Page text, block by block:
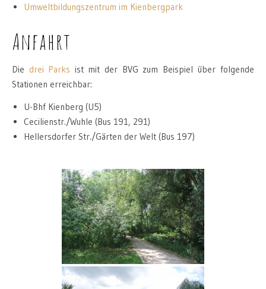
Umweltbildungszentrum im Kienbergpark
Anfahrt
Die drei Parks ist mit der BVG zum Beispiel über folgende
Stationen erreichbar:
U-Bhf Kienberg (U5)
Cecilienstr./Wuhle (Bus 191, 291)
Hellersdorfer Str./Gärten der Welt (Bus 197)